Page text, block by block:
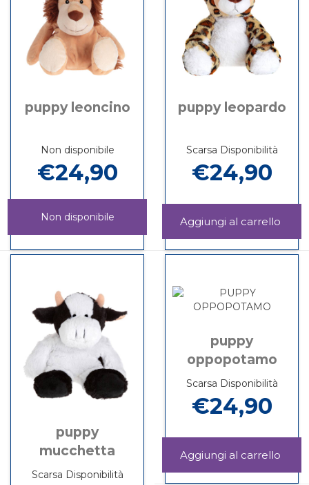
puppy leoncino
Non disponibile
€24,90
Non disponibile
LEONCINO non
su PUPPY
puppy leopardo
Scarsa Disponibilità
€24,90
Informazioni
su PUPPY
puppy
mucchetta
Scarsa Disponibilità
puppy
oppopotamo
Scarsa Disponibilità
€24,90
Informazioni